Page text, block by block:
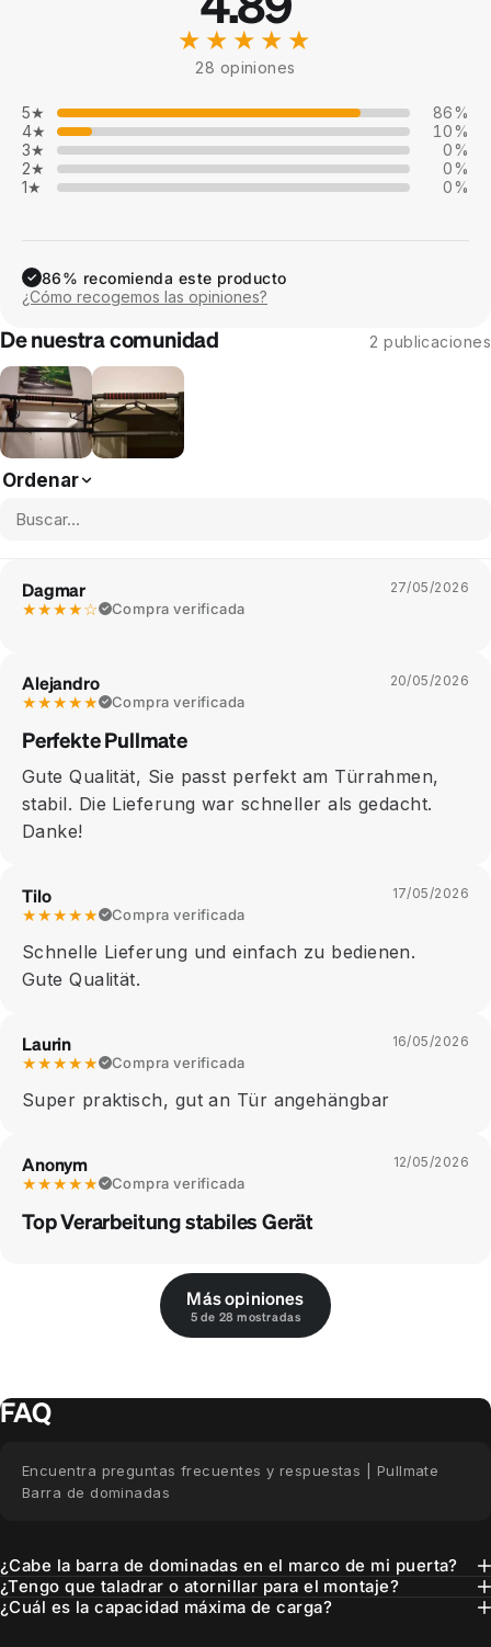
★★★★★
28 opiniones
5★
86%
4★
10%
3★
0%
2★
0%
1★
0%
✓ 86% recomienda este producto
¿Cómo recogemos las opiniones?
De nuestra comunidad 2 publicaciones
Ordenar
Dagmar
★★★★☆ Compra verificada
27/05/2026
Alejandro
★★★★★ Compra verificada
20/05/2026
Perfekte Pullmate
Gute Qualität, Sie passt perfekt am Türrahmen,
stabil. Die Lieferung war schneller als gedacht.
Danke!
Tilo
★★★★★ Compra verificada
17/05/2026
Schnelle Lieferung und einfach zu bedienen.
Gute Qualität.
Laurin
★★★★★ Compra verificada
16/05/2026
Super praktisch, gut an Tür angehängbar
Anonym
★★★★★ Compra verificada
12/05/2026
Top Verarbeitung stabiles Gerät
Más opiniones
5 de 28 mostradas
FAQ
Encuentra preguntas frecuentes y respuestas | Pullmate
Barra de dominadas
¿Cabe la barra de dominadas en el marco de mi puerta?
¿Tengo que taladrar o atornillar para el montaje?
¿Cuál es la capacidad máxima de carga?